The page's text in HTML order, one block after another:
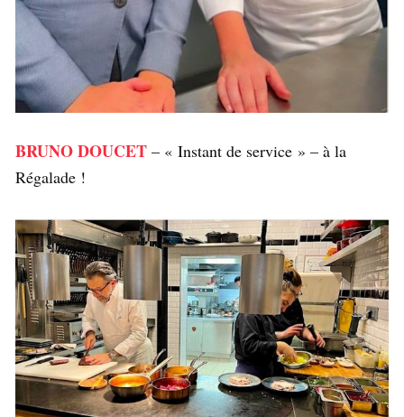
BRUNO DOUCET – « Instant de service » – à la
Régalade !